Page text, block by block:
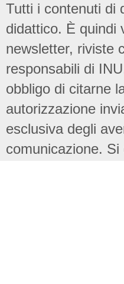
Tutti i contenuti di
didattico. È quindi
newsletter, riviste
responsabili di
obbligo di citarne
autorizzazione
esclusiva degli
comunicazione.